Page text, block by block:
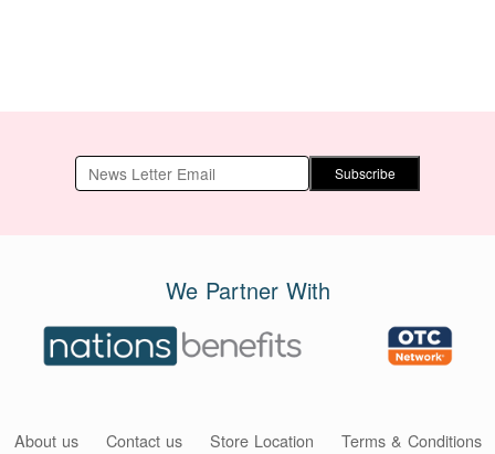
Subscribe
We Partner With
About us Contact us Store Location Terms & Conditions